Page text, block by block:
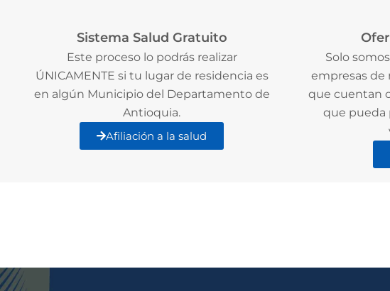
Sistema Salud Gratuito
Este proceso lo podrás realizar
ÚNICAMENTE si tu lugar de residencia es
en algún Municipio del Departamento de
Antioquia.
Afiliación a la salud
Solo
empresas de
que cuentan
que pueda